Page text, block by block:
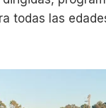
todas las